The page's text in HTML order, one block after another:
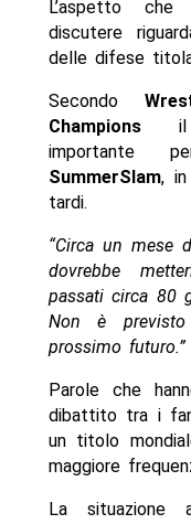
L’aspetto
discutere
delle difese
Secondo
Championsil
importante
SummerSlam, in
tardi.
“Circa un mese
dovrebbe
passati circa 80
Non è
prossimo futuro.”
Parole che
dibattito tra i
un titolo
maggiore
La situazione